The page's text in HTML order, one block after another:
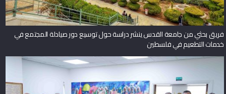
فريق بحثي من جامعة القدس ينشر دراسة حول توسيع دور صيادلة المجتمع في
خدمات التطعيم في فلسطين